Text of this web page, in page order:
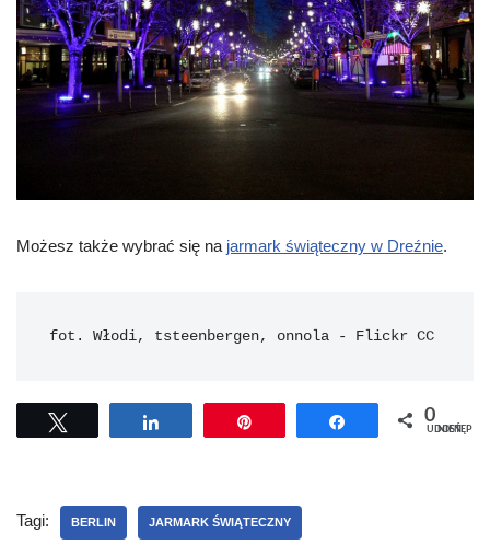
Możesz także wybrać się na jarmark świąteczny w Dreźnie.
fot. Włodi, tsteenbergen, onnola - Flickr CC
Udostępnij Udostępnij
0
UDOSTĘPNIEŃ
Tagi: BERLIN JARMARK ŚWIĄTECZNY